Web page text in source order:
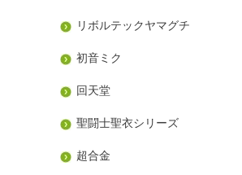
リボルテックヤマグチ
初音ミク
回天堂
聖闘士聖衣シリーズ
超合金